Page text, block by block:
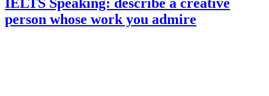
person whose work you admire